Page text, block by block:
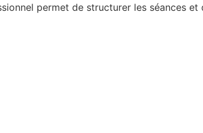
permet de structurer les séances et